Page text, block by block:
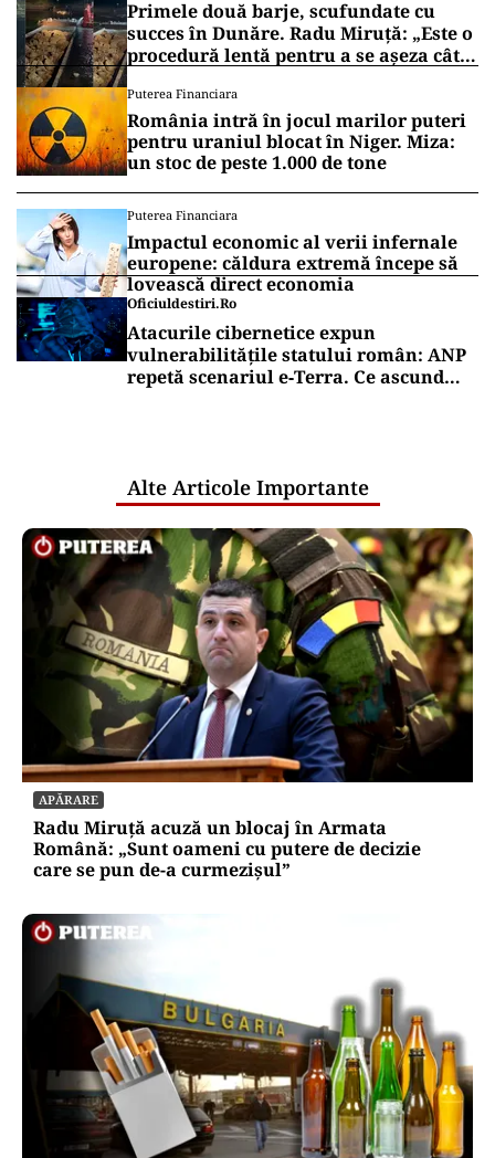
Primele două barje, scufundate cu
succes în Dunăre. Radu Miruță: „Este o
procedură lentă pentru a se așeza cât
Puterea Financiara
România intră în jocul marilor puteri
pentru uraniul blocat în Niger. Miza:
un stoc de peste 1.000 de tone
Puterea Financiara
Impactul economic al verii infernale
europene: căldura extremă începe să
lovească direct economia
Oficiuldestiri.ro
Atacurile cibernetice expun
vulnerabilitățile statului român: ANP
repetă scenariul e‑Terra. Ce ascund
Alte Articole Importante
APĂRARE
Radu Miruță acuză un blocaj în Armata
Română: „Sunt oameni cu putere de decizie
care se pun de-a curmezișul”